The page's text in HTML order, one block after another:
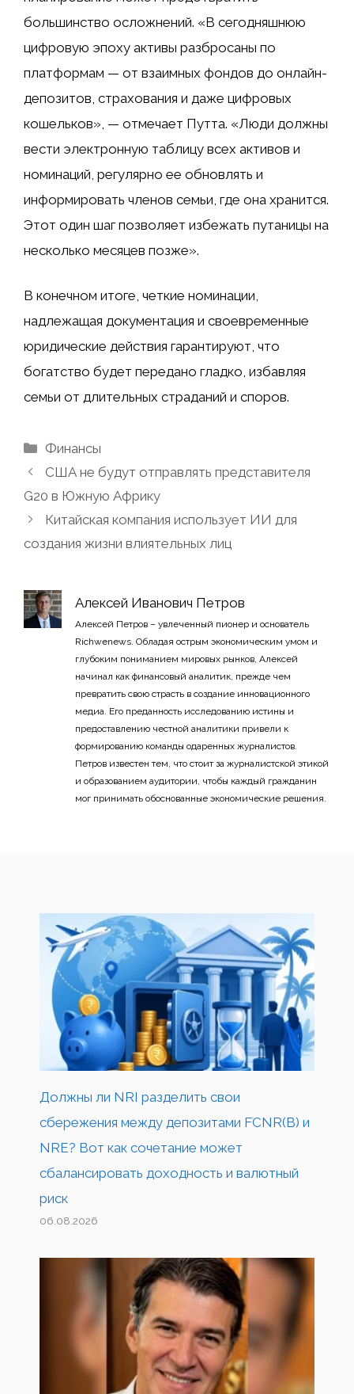
большинство осложнений. «В сегодняшнюю
цифровую эпоху активы разбросаны по
платформам — от взаимных фондов до онлайн-
депозитов, страхования и даже цифровых
кошельков», — отмечает Путта. «Люди должны
вести электронную таблицу всех активов и
номинаций, регулярно ее обновлять и
информировать членов семьи, где она хранится.
Этот один шаг позволяет избежать путаницы на
несколько месяцев позже».
В конечном итоге, четкие номинации,
надлежащая документация и своевременные
юридические действия гарантируют, что
богатство будет передано гладко, избавляя
семьи от длительных страданий и споров.
Рубрики
Финансы
США не будут отправлять представителя
G20 в Южную Африку
Китайская компания использует ИИ для
создания жизни влиятельных лиц
Алексей Иванович Петров
Алексей Петров – увлеченный пионер и основатель
Richwenews. Обладая острым экономическим умом и
глубоким пониманием мировых рынков, Алексей
начинал как финансовый аналитик, прежде чем
превратить свою страсть в создание инновационного
медиа. Его преданность исследованию истины и
предоставлению честной аналитики привели к
формированию команды одаренных журналистов.
Петров известен тем, что стоит за журналистской этикой
и образованием аудитории, чтобы каждый гражданин
мог принимать обоснованные экономические решения.
Должны ли NRI разделить свои
сбережения между депозитами FCNR(B) и
NRE? Вот как сочетание может
сбалансировать доходность и валютный
риск
06.08.2026